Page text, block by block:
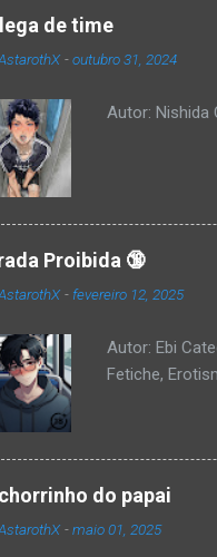
de time
-outubro 31, 2024
Autor: Nishida
Proibida 🔞
- fevereiro 12, 2025
Autor: Ebi
Fetiche,
do papai
-maio 01, 2025